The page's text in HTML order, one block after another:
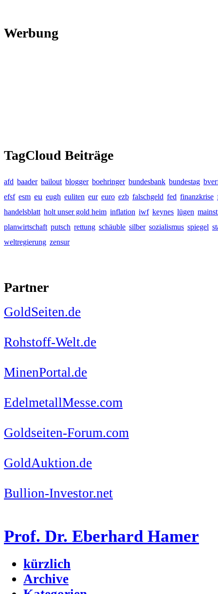
Werbung
TagCloud Beiträge
afd baader bailout blogger boehringer bundesbank bundestag
efsf esm eu eugh euliten eur euro ezb falschgeld fed finanzkrise
handelsblatt holt unser gold heim inflation iwf keynes lügen
planwirtschaft putsch rettung schäuble silber sozialismus spiegel
weltregierung zensur
Partner
GoldSeiten.de
Rohstoff-Welt.de
MinenPortal.de
EdelmetallMesse.com
Goldseiten-Forum.com
GoldAuktion.de
Bullion-Investor.net
Prof. Dr. Eberhard Hamer
kürzlich
Archive